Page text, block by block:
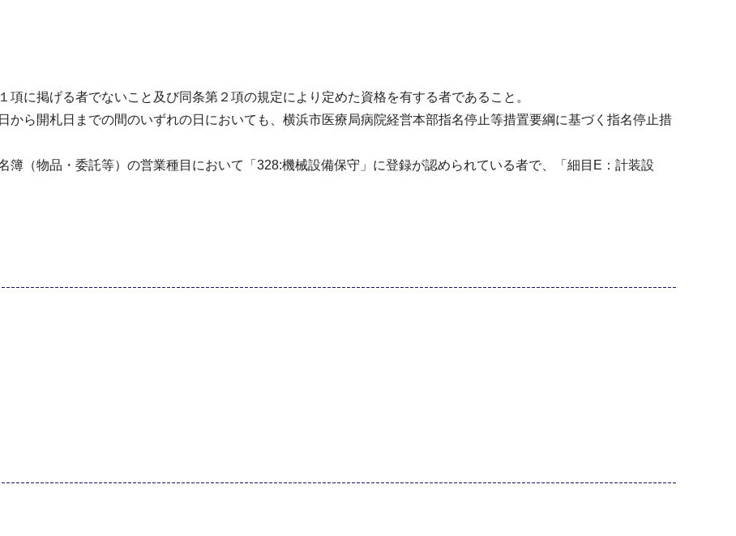
項に掲げる者でないこと及び同条第２項の規定により定めた資格を有する者であること。
から開札日までの間のいずれの日においても、横浜市医療局病院経営本部指名停止等措置要綱に基づく指名停止措
簿（物品・委託等）の営業種目において「328:機械設備保守」に登録が認められている者で、「細目E：計装設